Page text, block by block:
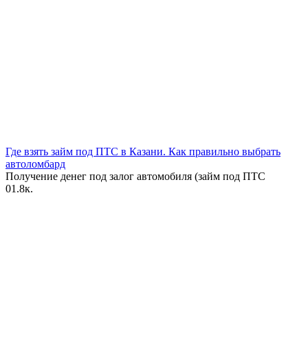
Где взять займ под ПТС в Казани. Как правильно выбрать
автоломбард
Получение денег под залог автомобиля (займ под ПТС
01.8к.